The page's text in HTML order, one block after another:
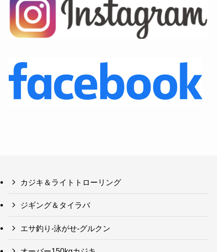
カジキ＆ライトトローリング
ジギング＆タイラバ
エサ釣り-泳がせ-グルクン